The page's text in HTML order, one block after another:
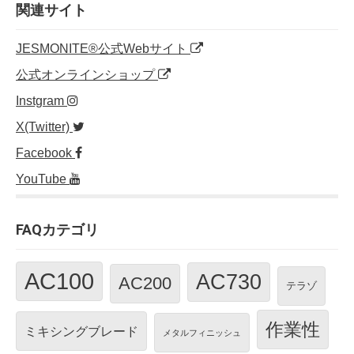
o
o
k
関連サイト
JESMONITE®公式Webサイト
公式オンラインショップ
Instgram
X(Twitter)
Facebook
YouTube
FAQカテゴリ
AC100 AC200 AC730 テラゾ
ミキシングブレード メタルフィニッシュ 作業性